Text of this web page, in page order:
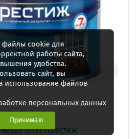
0,4кг Престиж
cookie для
работы сайта,
удобства.
сайт, вы
использование файлов
персональных данных
Принимаю